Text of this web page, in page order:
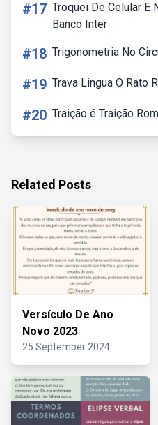
#17 Troquei De Celular E
Banco Inter
#18 Trigonometria No
#19 Trava Lingua O Rato
#20 Traição é Traição
Related Posts
Versículo De Ano
Novo 2023
25 September 2024